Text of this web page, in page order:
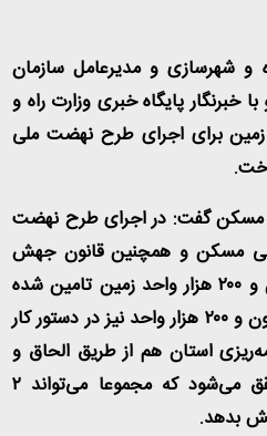
و شهرسازی و مدیرعامل سازمان
پایگاه خبری وزارت راه و
برای اجرای طرح نهضت ملی
.
مسکن گفت: در اجرای طرح نهضت
مسکن و همچنین قانون جهش
تولید است تاکنون یک میلیون و ۲۰۰ هزار واحد زمین تامین شده
است. همچنین حدود یک میلیون و ۲۰۰ هزار واحد نیز در دستور کار
استان هم از طریق الحاق و
تعیین کاربری‌های جدید محقق می‌شود که مجموعا می‌تواند ۲
.